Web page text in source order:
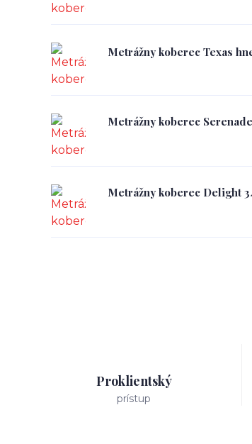
Metrážny koberec Texas
Metrážny koberec
Metrážny koberec Delight
Proklientský
prístup